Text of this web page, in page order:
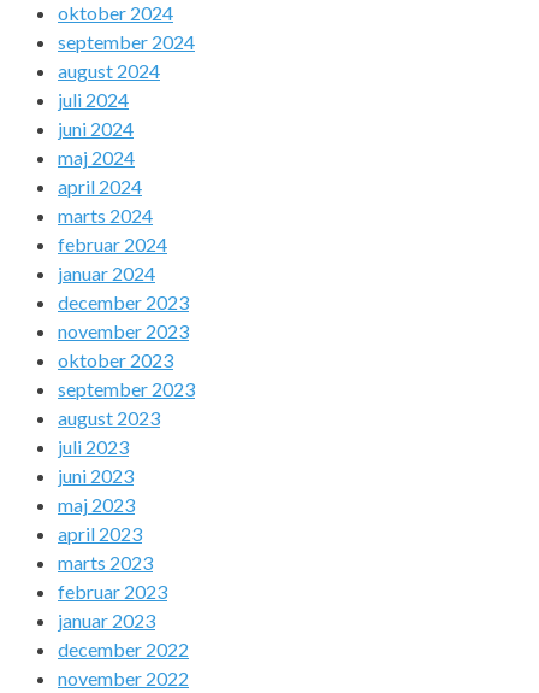
oktober 2024
september 2024
august 2024
juli 2024
juni 2024
maj 2024
april 2024
marts 2024
februar 2024
januar 2024
december 2023
november 2023
oktober 2023
september 2023
august 2023
juli 2023
juni 2023
maj 2023
april 2023
marts 2023
februar 2023
januar 2023
december 2022
november 2022